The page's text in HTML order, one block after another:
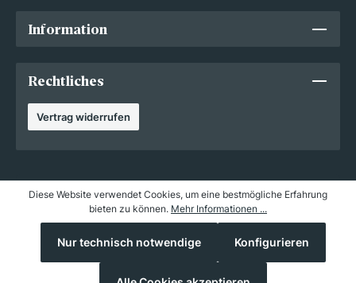
Information
Rechtliches
Vertrag widerrufen
vorbehalten.
Diese Website verwendet Cookies, um eine bestmögliche Erfahrung
bieten zu können. Mehr Informationen ...
Nur technisch notwendige Konfigurieren